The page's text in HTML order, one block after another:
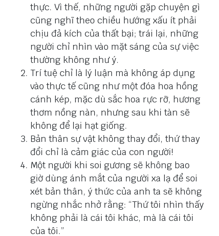
thực. Vì thế, những người gặp chuyện gì
cũng nghĩ theo chiều hướng xấu ít phải
chịu đả kích của thất bại; trái lại, những
người chỉ nhìn vào mặt sáng của sự việc
thường không như ý.
Trí tuệ chỉ là lý luận mà không áp dụng
vào thực tế cũng như một đóa hoa hồng
cánh kép, mặc dù sắc hoa rực rỡ, hương
thơm nồng nàn, nhưng sau khi tàn sẽ
không để lại hạt giống.
Bản thân sự vật không thay đổi, thứ thay
đổi chỉ là cảm giác của con người!
Một người khi soi gương sẽ không bao
giờ dùng ánh mắt của người xa lạ để soi
xét bản thân, ý thức của anh ta sẽ không
ngừng nhắc nhở rằng: “Thứ tôi nhìn thấy
không phải là cái tôi khác, mà là cái tôi
của tôi.”